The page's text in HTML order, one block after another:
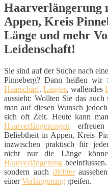
Haarverlängerung
Appen, Kreis
Länge und mehr
Leidenschaft!
Sie sind auf der Suche nach
Pinneberg? Dann heißen
Haarscharf.Langes, wallendes
aussieht: Wollten Sie das
man auf diesen Wunsch jedoch
sich oft Zeit. Heute kann
Haarverlängerungen
Beliebtheit in Appen, Kreis
inzwischen praktisch für
nicht nur die Länge
Haarverlängerung
sondern auch dichter
einerVerlängerung greifen.